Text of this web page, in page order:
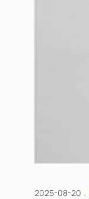
2025-08-20 ﹒